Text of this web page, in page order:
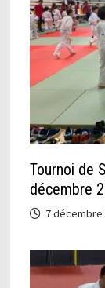
Tournoi de
décembre
7 décembre